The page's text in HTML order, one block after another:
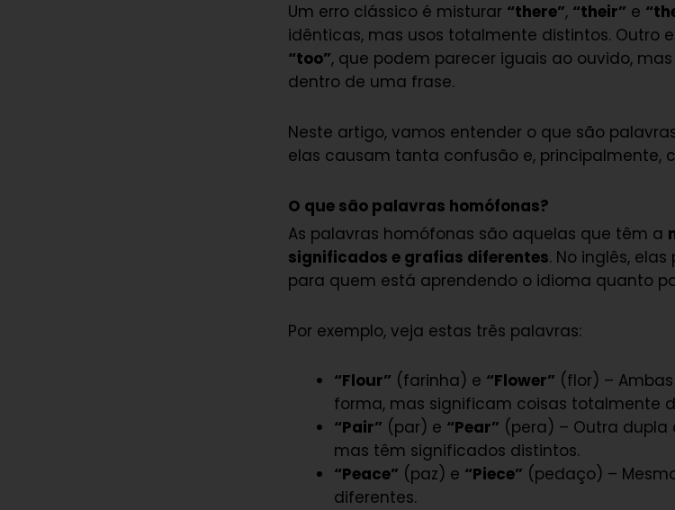
Um erro clássico é misturar “there”, “their” e
idênticas, mas usos totalmente distintos. Outro
“too”, que podem parecer iguais ao ouvido,
dentro de uma frase.
Neste artigo, vamos entender o que são
elas causam tanta confusão e, principalmente,
O que são palavras homófonas?
As palavras homófonas são aquelas que têm a
significados e grafias diferentes. No inglês,
para quem está aprendendo o idioma quanto
Por exemplo, veja estas três palavras:
“Flour” (farinha) e “Flower” (flor) –
forma, mas significam coisas totalmente
“Pair” (par) e “Pear” (pera) – Outra dupla
mas têm significados distintos.
“Peace” (paz) e “Piece” (pedaço) –
diferentes.